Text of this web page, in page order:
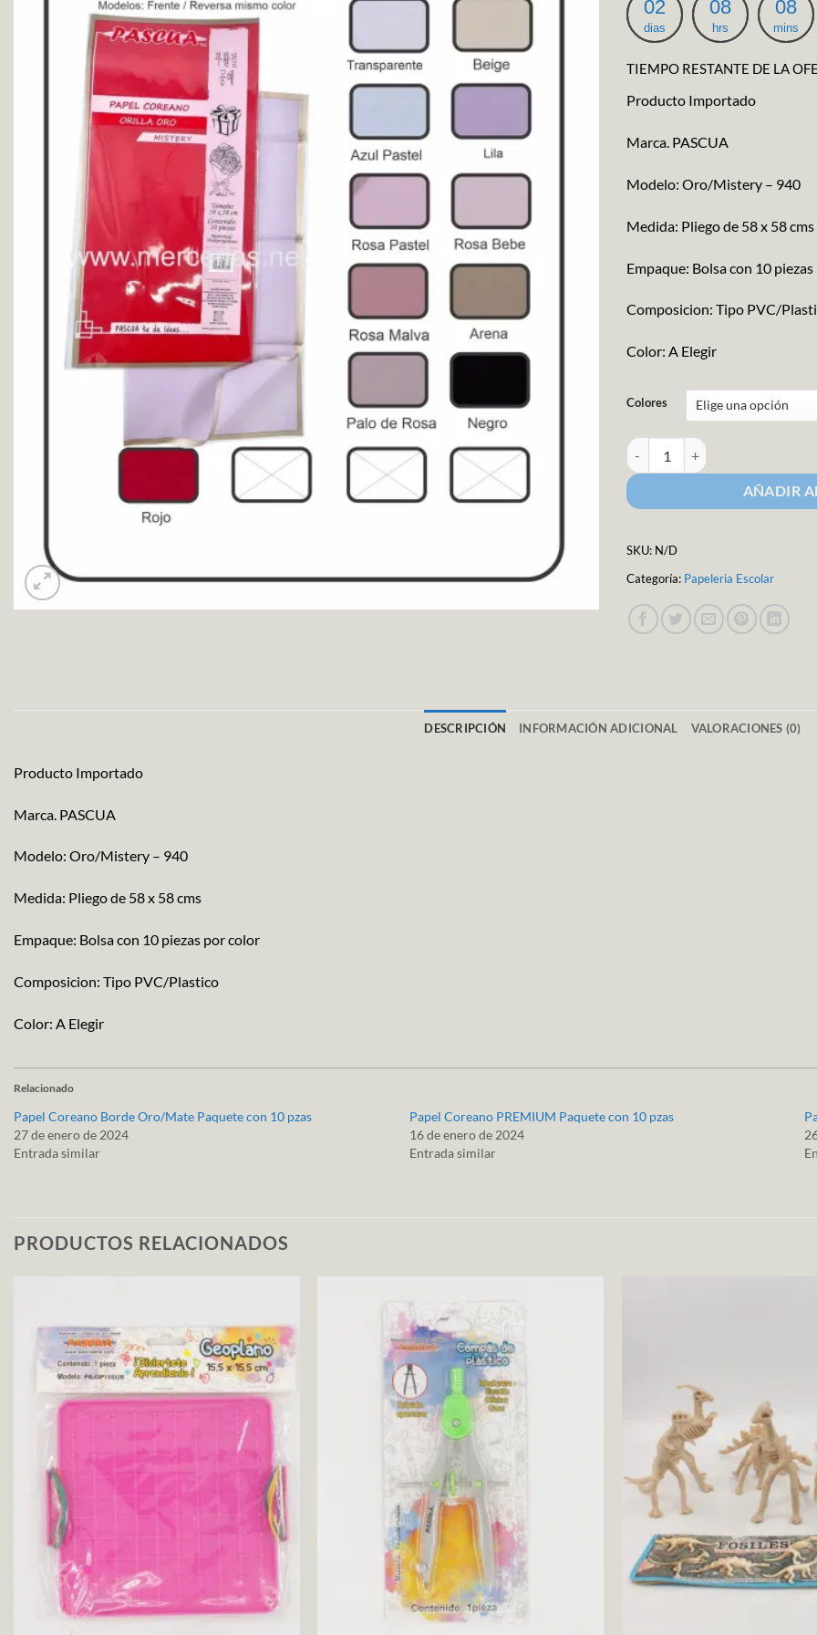
02
dias
08
hrs
08
mins
TIEMPO RESTANTE DE LA
Producto Importado
Marca. PASCUA
Modelo: Oro/Mistery – 940
Medida: Pliego de 58 x 58 cms
Empaque: Bolsa con 10
Composicion: Tipo PVC/
Color: A Elegir
Colores
Papele Coreano Oro / Mistery
AÑADIR
SKU: N/D
Categoría: Papeleria Escolar
DESCRIPCIÓN INFORMACIÓN ADICIONAL VALORACIONES (0)
Producto Importado
Marca. PASCUA
Modelo: Oro/Mistery – 940
Medida: Pliego de 58 x 58 cms
Empaque: Bolsa con 10 piezas por color
Composicion: Tipo PVC/Plastico
Color: A Elegir
Relacionado
Papel Coreano Borde Oro/Mate Paquete con 10 pzas
27 de enero de 2024
Entrada similar
Papel Coreano PREMIUM Paquete con 10 pzas
16 de enero de 2024
Entrada similar
PRODUCTOS RELACIONADOS